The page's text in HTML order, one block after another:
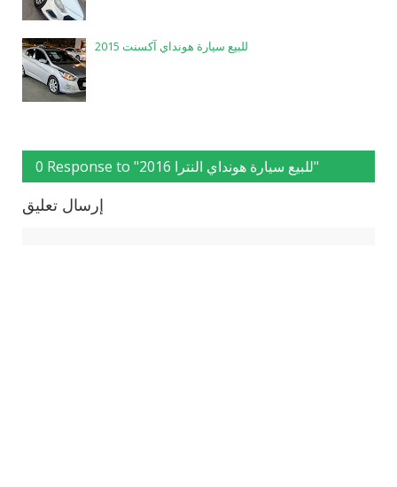
للبيع سيارة هونداي آكسنت 2015
0 Response to "للبيع سيارة هونداي النترا 2016"
إرسال تعليق